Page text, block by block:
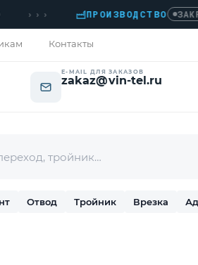
ПРОИЗВОДСТВО ЗАКРЫТО
Контакты
E-MAIL ДЛЯ ЗАКАЗОВ
zakaz@vin-tel.ru
Отвод Тройник Врезка